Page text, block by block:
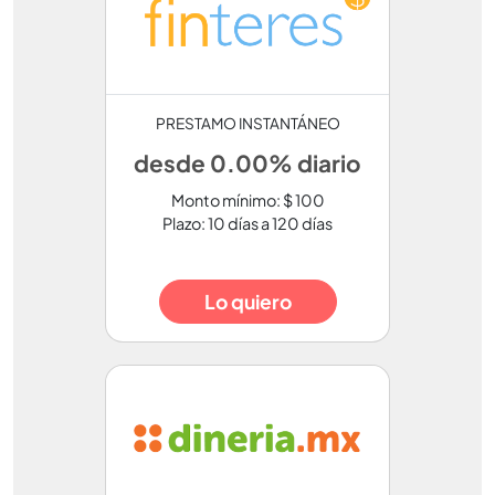
PRESTAMO INSTANTÁNEO
desde 0.00% diario
Monto mínimo: $ 100
Plazo: 10 días a 120 días
Lo quiero